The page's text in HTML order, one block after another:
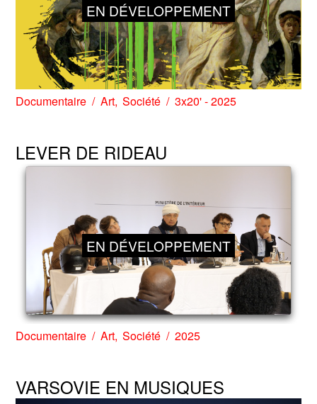
EN DÉVELOPPEMENT
Documentaire Art Société 3x20' - 2025
LEVER DE RIDEAU
EN DÉVELOPPEMENT
Documentaire Art Société 2025
VARSOVIE EN MUSIQUES